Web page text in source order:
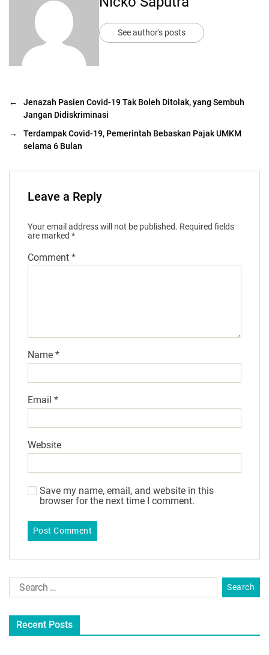
See author's posts
←
Jenazah Pasien Covid-19 Tak Boleh Ditolak, yang Sembuh
Jangan Didiskriminasi
→
Terdampak Covid-19, Pemerintah Bebaskan Pajak UMKM
selama 6 Bulan
Leave a Reply
Your email address will not be published. Required fields
are marked *
Comment *
Name *
Email *
Website
Save my name, email, and website in this
browser for the next time I comment.
Recent Posts